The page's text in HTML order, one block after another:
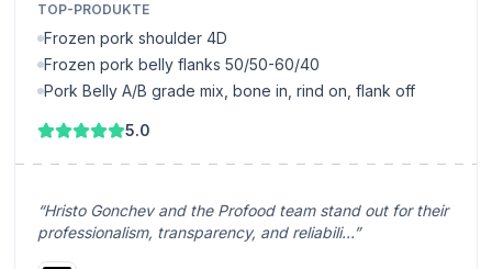
TOP-PRODUKTE
Frozen pork shoulder 4D
Frozen pork belly flanks 50/50-60/40
Pork Belly A/B grade mix, bone in, rind on, flank off
5.0
“Hristo Gonchev and the Profood team stand out for their
professionalism, transparency, and reliabili...”